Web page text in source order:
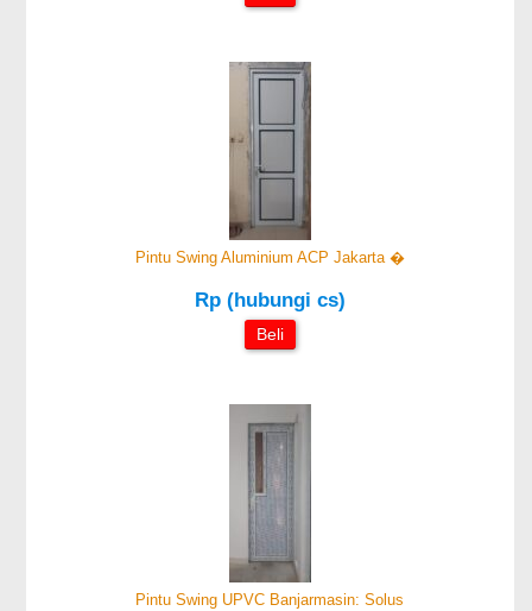
Pintu Swing Aluminium ACP Jakarta �
Rp (hubungi cs)
Beli
Pintu Swing UPVC Banjarmasin: Solus